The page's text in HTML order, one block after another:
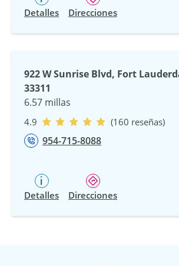
Detalles Direcciones
922 W Sunrise Blvd, Fort
33311
6.57 millas
4.9 (160 reseñas)
954-715-8088
Detalles Direcciones